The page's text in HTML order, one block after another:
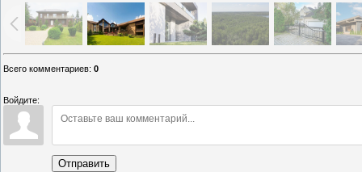
Всего комментариев: 0
Войдите:
Отправить